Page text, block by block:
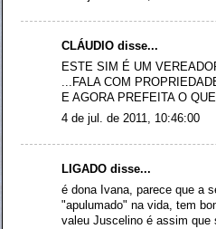
CLÁUDIO disse...
ESTE SIM É UM
...FALA COM
E AGORA PREFEITA O
4 de jul. de 2011, 10:46:00
LIGADO disse...
é dona Ivana, parece que a
"apulumado" na vida, tem
valeu Juscelino é assim que